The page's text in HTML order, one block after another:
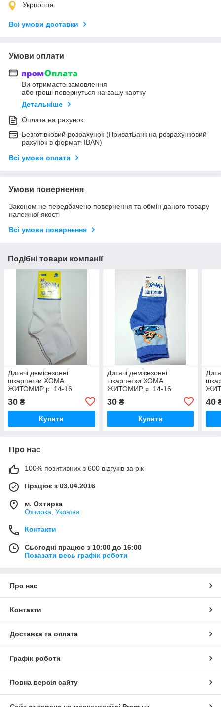
Укрпошта
Всі умови доставки
Умови оплати
Ви отримаєте замовлення
або гроші повернуться на вашу картку
Детальніше
Оплата на рахунок
Безготівковий розрахунок (ПриватБанк на розрахунковий
рахунок в форматі IBAN)
Всі умови оплати
Умови повернення
Законом не передбачено повернення та обмін даного товару
належної якості
Всі умови повернення
Подібні товари компанії
Дитячі демісезонні
шкарпетки ХОМА
ЖИТОМИР р. 14-16
шкарпетки весна-осінь
30 ₴
Купити
Дитячі демісезонні
шкарпетки ХОМА
ЖИТОМИР р. 14-16
шкарпетки весна-осінь
30₴
Купити
40
Про нас
100% позитивних з 600 відгуків за рік
Працює з 03.04.2016
м. Охтирка
Охтирка, Україна
Контакти
Сьогодні працює з 10:00 до 16:00
Показати весь графік роботи
Про нас
Контакти
Доставка та оплата
Графік роботи
Повна версія сайту